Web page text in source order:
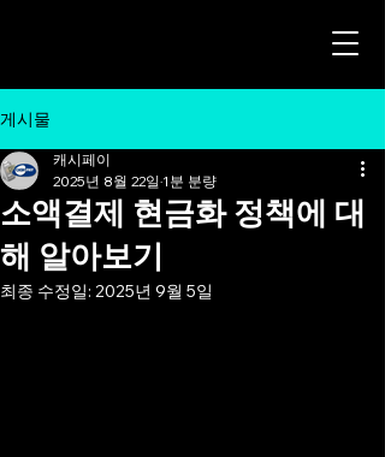
게시물
소액결제 현금화 정책에 대
해 알아보기
캐시페이
2025년 8월 22일 1분 분량
최종 수정일: 2025년 9월 5일